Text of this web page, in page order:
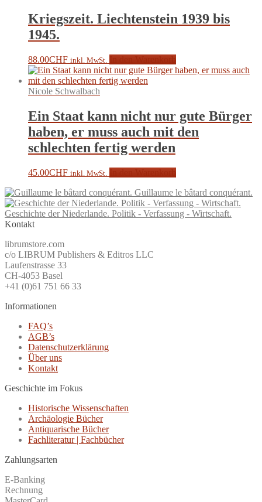
35.00CHF
15.00CHF.
Kriegszeit. Liechtenstein 1939 bis
1945.
88.00CHF inkl. MwSt.
Nicole Schwalbach
Ein Staat kann nicht nur gute Bürger
haben, er muss auch mit den
schlechten fertig werden
45.00CHF inkl. MwSt.
Guillaume le bâtard conquérant.
Geschichte der Niederlande. Politik - Verfassung - Wirtschaft.
Kontakt
librumstore.com
c/o LIBRUM Publishers & Editros LLC
Laufenstrasse 33
CH-4053 Basel
+41 (0)61 751 66 33
Informationen
FAQ’s
AGB’s
Datenschutzerklärung
Über uns
Kontakt
Geschichte im Fokus
Historische Wissenschaften
Archäologie Bücher
Antiquarische Bücher
Fachliteratur | Fachbücher
Zahlungsarten
E-Banking
Rechnung